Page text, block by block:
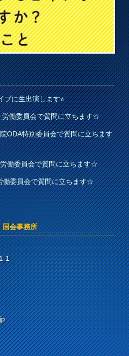
ブに生出演します⭐︎
働委員会で質問に立ちます☆
ODA特別委員会で質問に立ちます
働委員会で質問に立ちます☆
委員会で質問に立ちます☆
国会事務所
1